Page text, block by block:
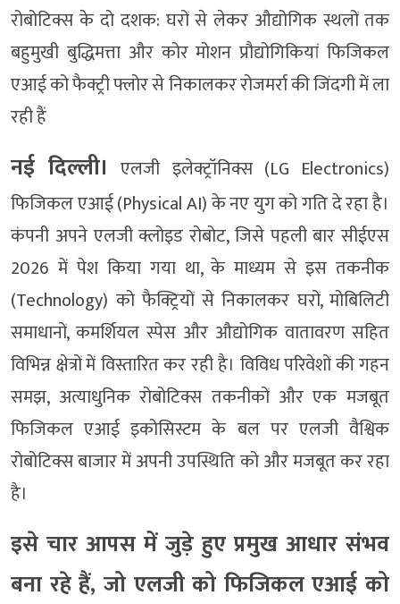
रोबोटिक्स के दो दशक: घरों से लेकर औद्योगिक स्थलों तक
बहुमुखी बुद्धिमत्ता और कोर मोशन प्रौद्योगिकियां फिजिकल
एआई को फैक्ट्री फ्लोर से निकालकर रोजमर्रा की जिंदगी में ला
रही हैं
नई दिल्ली। एलजी इलेक्ट्रॉनिक्स (LG Electronics)
फिजिकल एआई (Physical AI) के नए युग को गति दे रहा है।
कंपनी अपने एलजी क्लोइड रोबोट, जिसे पहली बार सीईएस
2026 में पेश किया गया था, के माध्यम से इस तकनीक
(Technology) को फैक्ट्रियों से निकालकर घरों, मोबिलिटी
समाधानों, कमर्शियल स्पेस और औद्योगिक वातावरण सहित
विभिन्न क्षेत्रों में विस्तारित कर रही है। विविध परिवेशों की गहन
समझ, अत्याधुनिक रोबोटिक्स तकनीकों और एक मजबूत
फिजिकल एआई इकोसिस्टम के बल पर एलजी वैश्विक
रोबोटिक्स बाजार में अपनी उपस्थिति को और मजबूत कर रहा
है।
इसे चार आपस में जुड़े हुए प्रमुख आधार संभव
बना रहे हैं, जो एलजी को फिजिकल एआई को